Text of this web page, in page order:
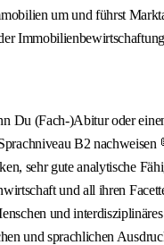
um und führst
Du (Fach-)Abitur oder
B2 nachweisen
sehr gute analytische
und all ihren
und
und sprachlichen